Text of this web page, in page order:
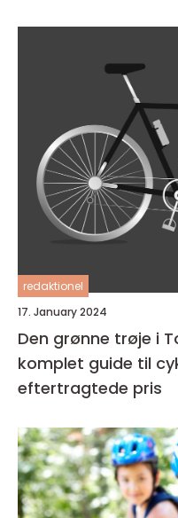
redaktionel
17. January 2024
Den grønne trøje i
komplet guide til
eftertragtede pris